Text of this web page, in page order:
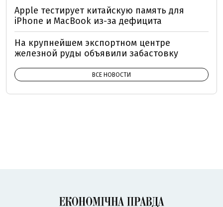
Apple тестирует китайскую память для
iPhone и MacBook из-за дефицита
На крупнейшем экспортном центре
железной руды объявили забастовку
ВСЕ НОВОСТИ